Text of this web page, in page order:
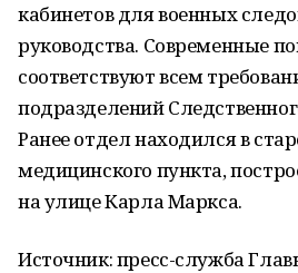
кабинетов для военных
руководства. Современные
соответствуют всем
подразделений
Ранее отдел находился в
медицинского пункта,
на улице Карла Маркса.
Источник: пресс-служба